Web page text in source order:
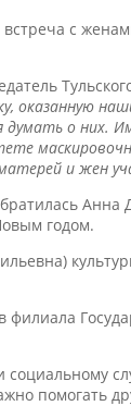
с
оказанную
думать о
и жен
годом.
помогать